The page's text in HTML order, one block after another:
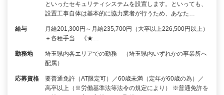
といったセキュリティシステムを設置します。といっても、
設置工事自体は基本的に協力業者が行うため、あなた…
給与
月給201,300円～月給235,700円（大卒以上226,500円以上）
＋各種手当 《★…
勤務地
埼玉県内各エリアでの勤務 （埼玉県内いずれかの事業所へ
配属）
応募資格
要普通免許（AT限定可）／60歳未満（定年が60歳の為）／
高卒以上（※労働基準法等法令の規定により） ※普通免許を